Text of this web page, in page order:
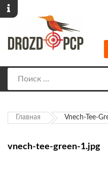
Главная Vnech-Tee-
vnech-tee-green-1.jpg